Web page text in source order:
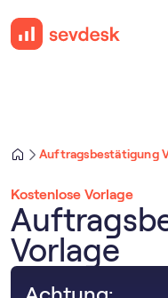
Auftragsbestätigung
Kostenlose Vorlage
Vorlage